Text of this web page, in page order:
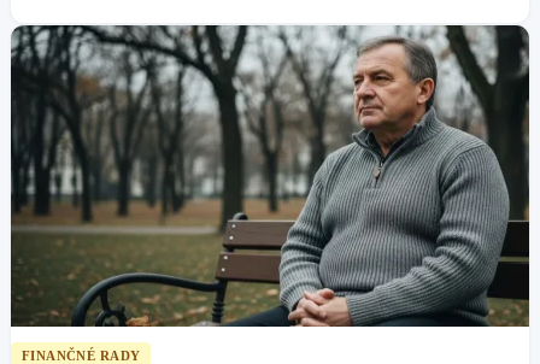
FINANČNÉ RADY